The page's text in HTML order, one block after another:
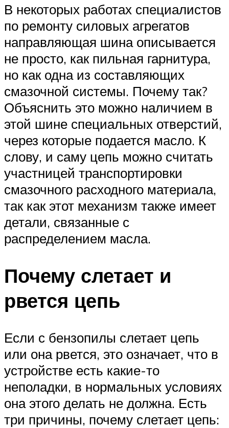
В некоторых работах специалистов
по ремонту силовых агрегатов
направляющая шина описывается
не просто, как пильная гарнитура,
но как одна из составляющих
смазочной системы. Почему так?
Объяснить это можно наличием в
этой шине специальных отверстий,
через которые подается масло. К
слову, и саму цепь можно считать
участницей транспортировки
смазочного расходного материала,
так как этот механизм также имеет
детали, связанные с
распределением масла.
Почему слетает и
рвется цепь
Если с бензопилы слетает цепь
или она рвется, это означает, что в
устройстве есть какие-то
неполадки, в нормальных условиях
она этого делать не должна. Есть
три причины, почему слетает цепь: